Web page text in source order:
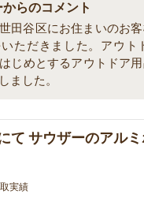
らのコメント
田谷区にお住まいのお
ただきました。アウト
じめとするアウトドア
ました。
て サウザーのアル
実績